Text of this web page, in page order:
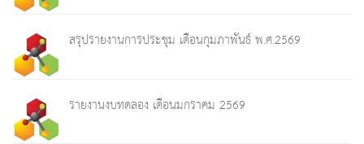
สรุปรายงานการประชุม เดือนกุมภาพันธ์ พ.ศ.2569
รายงานงบทดลอง เดือนมกราคม 2569